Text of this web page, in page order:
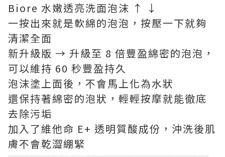
Biore 水嫩透亮洗面泡沫 ↑ ↓
一按出來就是軟綿的泡泡，按壓一下就夠
清潔全面
新升級版 → 升級至 8 倍豐盈綿密的泡泡，
可以維持 60 秒豐盈持久
泡沫塗上面後，不會馬上化為水狀
還保持著綿密的泡狀，輕輕按摩就能徹底
去除污垢
加入了維他命 E+ 透明質酸成份，沖洗後肌
膚不會乾澀綳緊